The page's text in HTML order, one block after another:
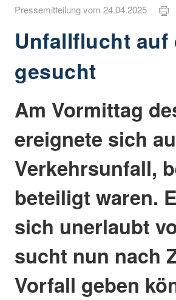
Pressemitteilung vom 24.04.2025
Unfallflucht auf
gesucht
Am Vormittag
ereignete sich
Verkehrsunfall,
beteiligt waren.
sich unerlaubt
sucht nun nach
Vorfall geben